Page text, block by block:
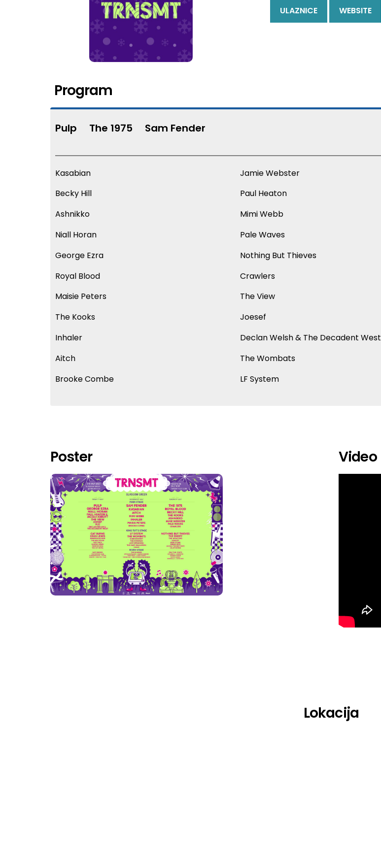
ULAZNICE WEBSITE
Program
Pulp The 1975 Sam Fender
Kasabian
Becky Hill
Ashnikko
Niall Horan
George Ezra
Royal Blood
Maisie Peters
The Kooks
Inhaler
Aitch
Brooke Combe
Jamie Webster
Paul Heaton
Mimi Webb
Pale Waves
Nothing But Thieves
Crawlers
The View
Joesef
Declan Welsh & The Decadent West
The Wombats
LF System
Poster Video
Lokacija